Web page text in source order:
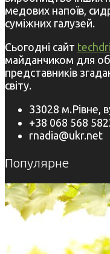
медових напоїв,
суміжних галузей.
Сьогодні сайт
майданчиком для
представників
світу.
33028 м.Рівне,
+38 068 568
rnadia@ukr.net
Популярне